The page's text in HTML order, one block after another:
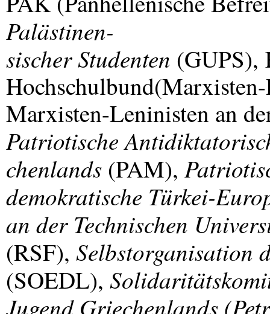
Palästinen-
sischer Studenten (GUPS),
Marxisten-Leninisten an
Patriotische
chenlands (PAM),
demokratische Türkei-
an der Technischen
(RSF), Selbstorganisation
(SOEDL),
Jugend Griechenlands